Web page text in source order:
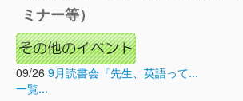
ミナー等）
09/26 9月読書会『先生、英語って...
一覧...